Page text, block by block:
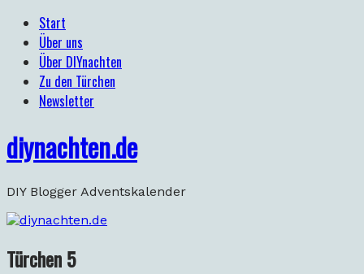
Start
Über uns
Über DIYnachten
Zu den Türchen
Newsletter
diynachten.de
DIY Blogger Adventskalender
Türchen 5